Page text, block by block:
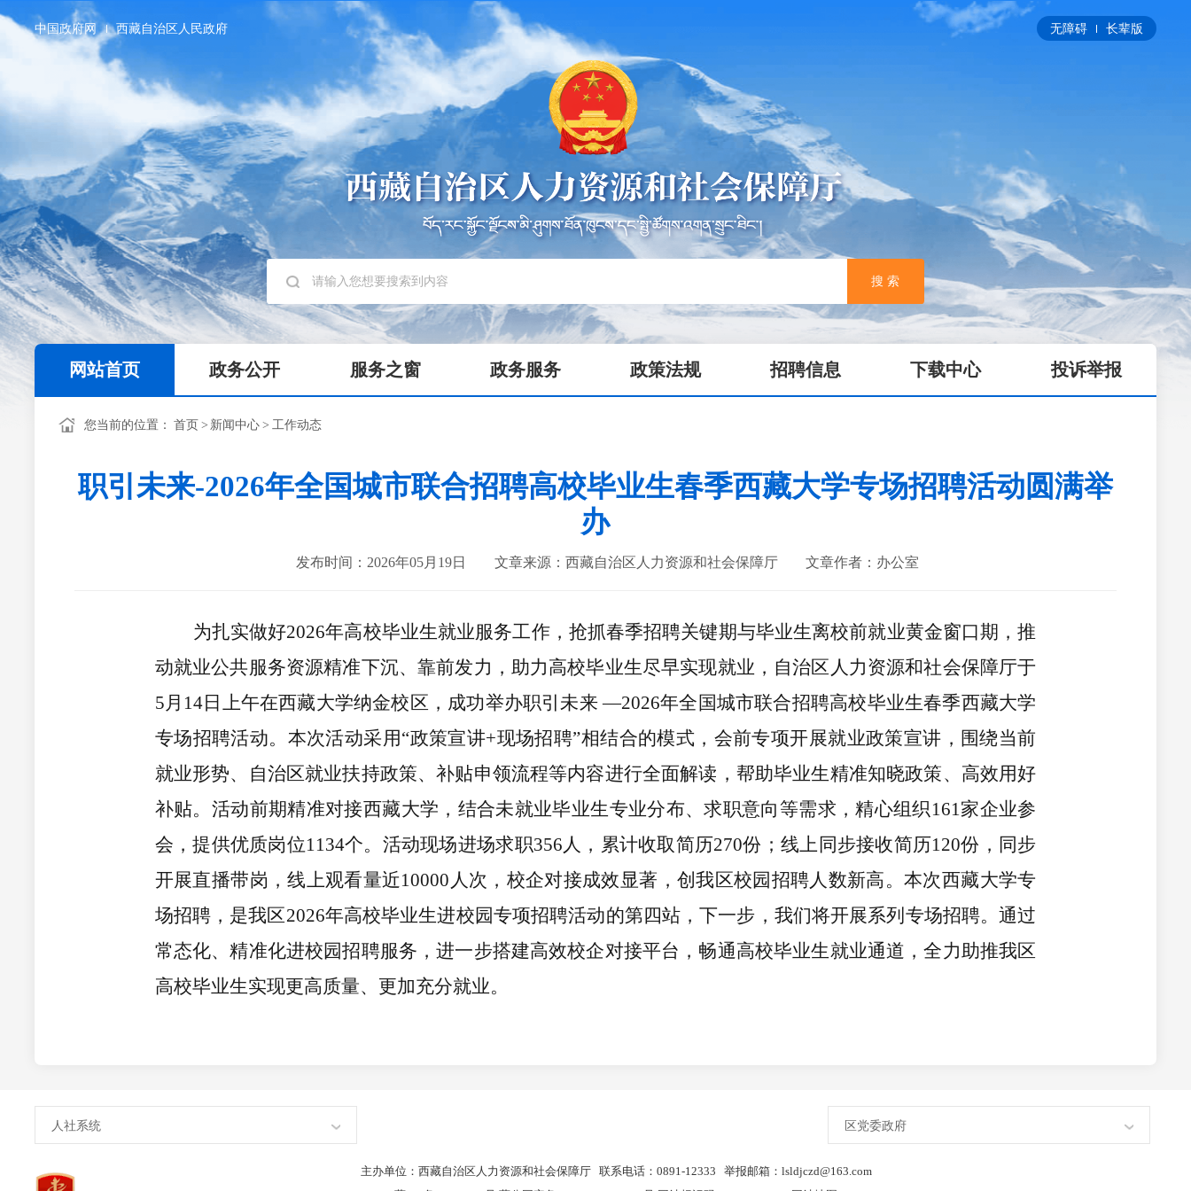
中国政府网 西藏自治区人民政府 无障碍 长辈版
搜 索
网站首页 政务公开 服务之窗 政务服务 政策法规 招聘信息 下载中心 投诉举报
您当前的位置： 首页> 新闻中心> 工作动态
职引未来-2026年全国城市联合招聘高校毕业生春季西藏大学专场招聘活动圆满举
办
发布时间：2026年05月19日 文章来源：西藏自治区人力资源和社会保障厅 文章作者：办公室
为扎实做好2026年高校毕业生就业服务工作，抢抓春季招聘关键期与毕业生离校前就业黄金窗口期，推
动就业公共服务资源精准下沉、靠前发力，助力高校毕业生尽早实现就业，自治区人力资源和社会保障厅于
5月14日上午在西藏大学纳金校区，成功举办职引未来 —2026年全国城市联合招聘高校毕业生春季西藏大学
专场招聘活动。本次活动采用“政策宣讲+现场招聘”相结合的模式，会前专项开展就业政策宣讲，围绕当前
就业形势、自治区就业扶持政策、补贴申领流程等内容进行全面解读，帮助毕业生精准知晓政策、高效用好
补贴。活动前期精准对接西藏大学，结合未就业毕业生专业分布、求职意向等需求，精心组织161家企业参
会，提供优质岗位1134个。活动现场进场求职356人，累计收取简历270份；线上同步接收简历120份，同步
开展直播带岗，线上观看量近10000人次，校企对接成效显著，创我区校园招聘人数新高。本次西藏大学专
场招聘，是我区2026年高校毕业生进校园专项招聘活动的第四站，下一步，我们将开展系列专场招聘。通过
常态化、精准化进校园招聘服务，进一步搭建高效校企对接平台，畅通高校毕业生就业通道，全力助推我区
高校毕业生实现更高质量、更加充分就业。
人社系统 区党委政府
主办单位：西藏自治区人力资源和社会保障厅 联系电话：0891-12333 举报邮箱：lsldjczd@163.com